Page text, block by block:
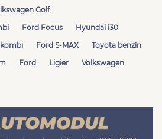
Golf
Ford Focus
Hyundai i30
kombi Ford S-MAX
Toyota benzín
Ford Ligier Volkswagen